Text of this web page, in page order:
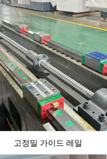
고정밀 가이드 레일